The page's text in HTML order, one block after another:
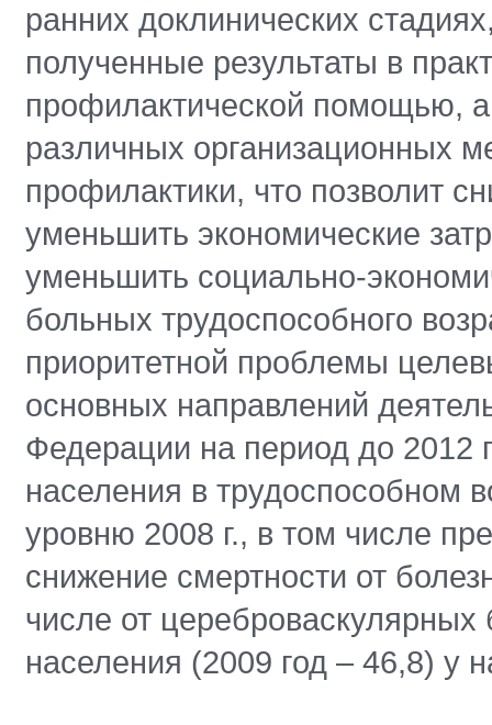
ранних доклинических
полученные результаты в
профилактической помощью,
различных организационных
профилактики, что позволит
уменьшить экономические
уменьшить социально-
больных трудоспособного
приоритетной проблемы
основных направлений
Федерации на период до 2012
населения в трудоспособном
уровню 2008 г., в том числе
снижение смертности от
числе от
населения (2009 год – 46,8) у